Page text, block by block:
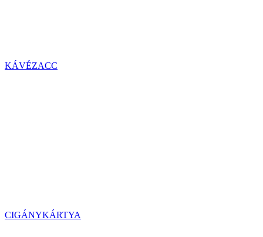
KÁVÉZACC
CIGÁNYKÁRTYA